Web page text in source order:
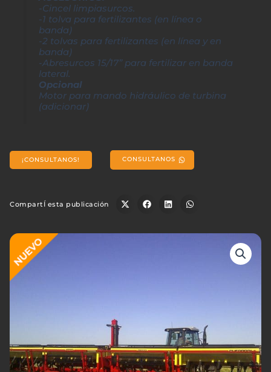
-Cincel limpiasurcos.
-1 tolva para fertilizantes (en línea o
banda)
-2 tolvas para fertilizantes (en línea y en
banda)
-Abresurcos 15/17” para fertilizar en banda
lateral.
Opcional
Motor para mando hidráulico de turbina
(adicionar)
¡CONSULTANOS! CONSULTANOS
CompartÍ esta publicación